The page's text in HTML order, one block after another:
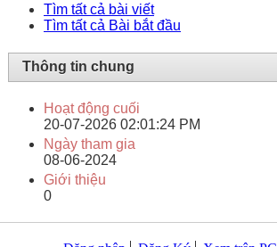
Tìm tất cả bài viết
Tìm tất cả Bài bắt đầu
Thông tin chung
Hoạt động cuối
20-07-2026 02:01:24 PM
Ngày tham gia
08-06-2024
Giới thiệu
0